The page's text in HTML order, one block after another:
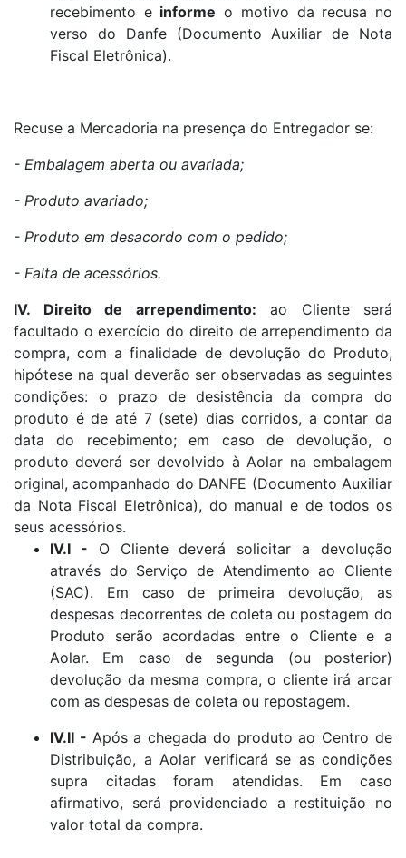
recebimento e informe o motivo da recusa no
verso do Danfe (Documento Auxiliar de Nota
Fiscal Eletrônica).
Recuse a Mercadoria na presença do Entregador se:
- Embalagem aberta ou avariada;
- Produto avariado;
- Produto em desacordo com o pedido;
- Falta de acessórios.
IV. Direito de arrependimento: ao Cliente será
facultado o exercício do direito de arrependimento da
compra, com a finalidade de devolução do Produto,
hipótese na qual deverão ser observadas as seguintes
condições: o prazo de desistência da compra do
produto é de até 7 (sete) dias corridos, a contar da
data do recebimento; em caso de devolução, o
produto deverá ser devolvido à Aolar na embalagem
original, acompanhado do DANFE (Documento Auxiliar
da Nota Fiscal Eletrônica), do manual e de todos os
seus acessórios.
IV.I - O Cliente deverá solicitar a devolução
através do Serviço de Atendimento ao Cliente
(SAC). Em caso de primeira devolução, as
despesas decorrentes de coleta ou postagem do
Produto serão acordadas entre o Cliente e a
Aolar. Em caso de segunda (ou posterior)
devolução da mesma compra, o cliente irá arcar
com as despesas de coleta ou repostagem.
IV.II - Após a chegada do produto ao Centro de
Distribuição, a Aolar verificará se as condições
supra citadas foram atendidas. Em caso
afirmativo, será providenciado a restituição no
valor total da compra.